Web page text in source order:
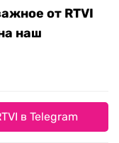
от RTVI
наш
в Telegram